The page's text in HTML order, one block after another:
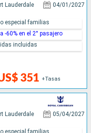
Lauderdale 04/01/2027
351 +Tasas
especial familias
-60% en el 2° pasajero
incluidas
Lauderdale 05/04/2027
especial familias